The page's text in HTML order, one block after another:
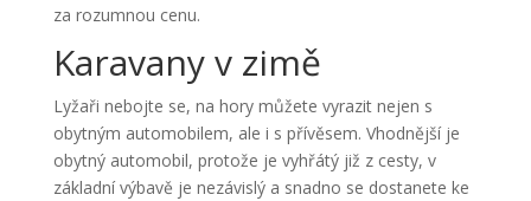
za rozumnou cenu.
Karavany v zimě
Lyžaři nebojte se, na hory můžete vyrazit nejen s
obytným automobilem, ale i s přívěsem. Vhodnější je
obytný automobil, protože je vyhřátý již z cesty, v
základní výbavě je nezávislý a snadno se dostanete ke